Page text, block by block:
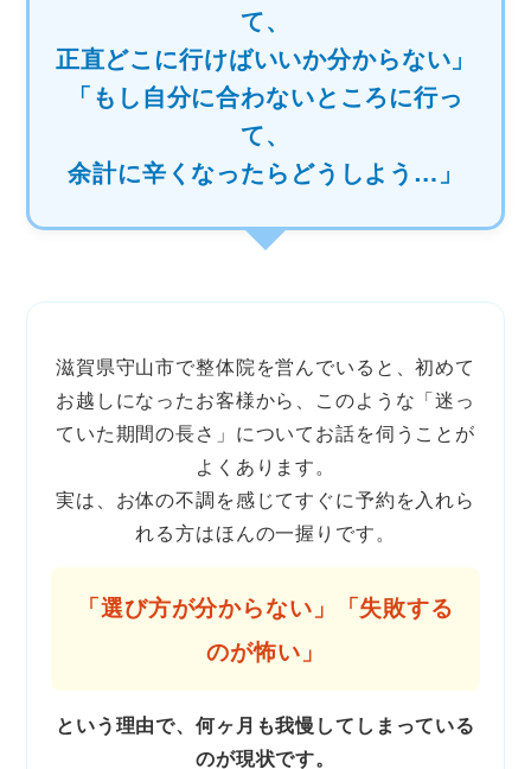
て、
正直どこに行けばいいか分からない」
「もし自分に合わないところに行っ
て、
余計に辛くなったらどうしよう…」
滋賀県守山市で整体院を営んでいると、初めて
お越しになったお客様から、このような「迷っ
ていた期間の長さ」についてお話を伺うことが
よくあります。
実は、お体の不調を感じてすぐに予約を入れら
れる方はほんの一握りです。
「選び方が分からない」「失敗する
のが怖い」
という理由で、何ヶ月も我慢してしまっている
のが現状です。